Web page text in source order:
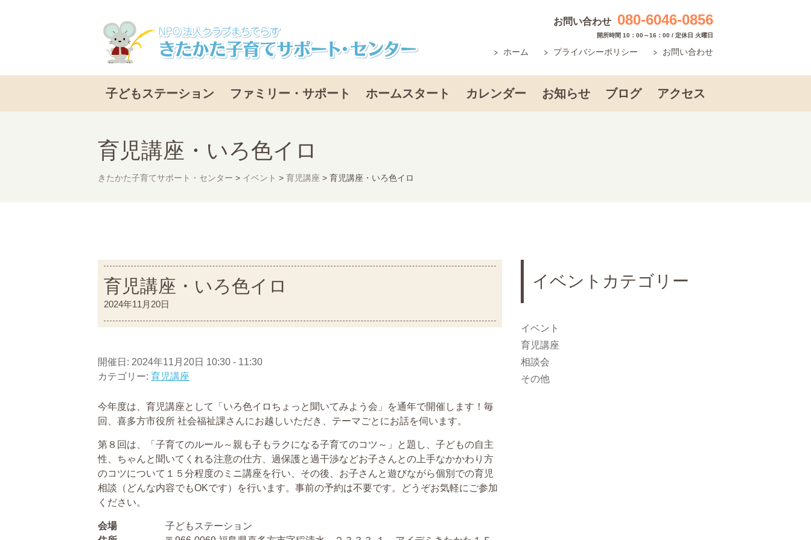
お問い合わせ 080-6046-0856
開所時間 10：00～16：00 / 定休日 火曜日
ホーム プライバシーポリシー お問い合わせ
子どもステーション ファミリー・サポート ホームスタート カレンダー お知らせ ブログ アクセス
育児講座・いろ色イロ
きたかた子育てサポート・センター > イベント > 育児講座 > 育児講座・いろ色イロ
育児講座・いろ色イロ
2024年11月20日
開催日: 2024年11月20日 10:30 - 11:30
カテゴリー: 育児講座
今年度は、育児講座として「いろ色イロちょっと聞いてみよう会」を通年で開催します！毎
回、喜多方市役所 社会福祉課さんにお越しいただき、テーマごとにお話を伺います。
第８回は、「子育てのルール～親も子もラクになる子育てのコツ～」と題し、子どもの自主
性、ちゃんと聞いてくれる注意の仕方、過保護と過干渉などお子さんとの上手なかかわり方
のコツについて１５分程度のミニ講座を行い、その後、お子さんと遊びながら個別での育児
相談（どんな内容でもOKです）を行います。事前の予約は不要です。どうぞお気軽にご参加
ください。
会場
子どもステーション
イベントカテゴリー
イベント
育児講座
相談会
その他